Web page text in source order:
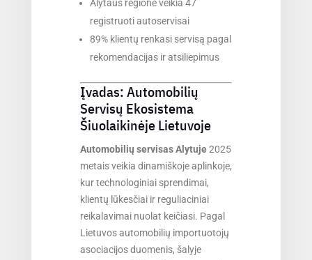
Alytaus regione veikia 47
registruoti autoservisai
89% klientų renkasi servisą pagal
rekomendacijas ir atsiliepimus
Įvadas: Automobilių
Servisų Ekosistema
Šiuolaikinėje Lietuvoje
Automobilių servisas Alytuje2025
metais veikia dinamiškoje aplinkoje,
kur technologiniai sprendimai,
klientų lūkesčiai ir reguliaciniai
reikalavimai nuolat keičiasi. Pagal
Lietuvos automobilių importuotojų
asociacijos duomenis, šalyje